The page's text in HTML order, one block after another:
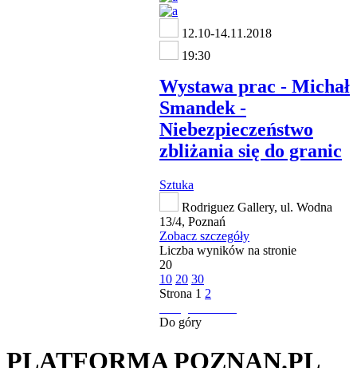
12.10-14.11.2018
19:30
Wystawa prac - Michał
Smandek -
Niebezpieczeństwo
zbliżania się do granic
Sztuka
Rodriguez Gallery, ul. Wodna
13/4, Poznań
Zobacz szczegóły
Liczba wyników na stronie
20
10 20 30
Strona 1 2
Do góry
PLATFORMA POZNAN.PL